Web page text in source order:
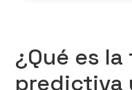
¿Qué es
predictiva